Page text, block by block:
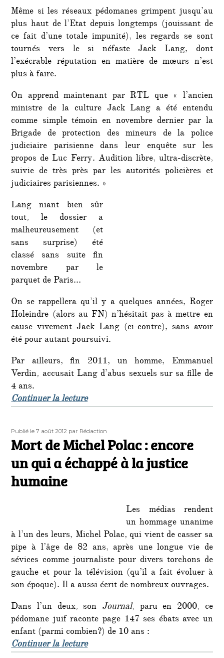
Même si les réseaux pédomanes grimpent jusqu’au
plus haut de l’Etat depuis longtemps (jouissant de
ce fait d’une totale impunité), les regards se sont
tournés vers le si néfaste Jack Lang, dont
l’exécrable réputation en matière de mœurs n’est
plus à faire.
On apprend maintenant par RTL que « l’ancien
ministre de la culture Jack Lang a été entendu
comme simple témoin en novembre dernier par la
Brigade de protection des mineurs de la police
judiciaire parisienne dans leur enquête sur les
propos de Luc Ferry. Audition libre, ultra-discrète,
suivie de très près par les autorités policières et
judiciaires parisiennes. »
Lang niant bien sûr
tout, le dossier a
malheureusement (et
sans surprise) été
classé sans suite fin
novembre par le
parquet de Paris…
On se rappellera qu’il y a quelques années, Roger
Holeindre (alors au FN) n’hésitait pas à mettre en
cause vivement Jack Lang (ci-contre), sans avoir
été pour autant poursuivi.
Par ailleurs, fin 2011, un homme, Emmanuel
Verdin, accusait Lang d’abus sexuels sur sa fille de
4 ans.
Continuer la lecturede « Le démoniaque Jack Lang
Publié
le
Publié le 7 août 2012 Auteur
par Rédaction
Mort de Michel Polac : encore
un qui a échappé à la justice
humaine
Les médias rendent
un hommage unanime
à l’un des leurs, Michel Polac, qui vient de casser sa
pipe à l’âge de 82 ans, après une longue vie de
sévices comme journaliste pour divers torchons de
gauche et pour la télévision (qu’il a fait évoluer à
son époque). Il a aussi écrit de nombreux ouvrages.
Dans l’un deux, son Journal, paru en 2000, ce
pédomane juif raconte page 147 ses ébats avec un
enfant (parmi combien?) de 10 ans :
Continuer la lecturede « Mort de Michel Polac :